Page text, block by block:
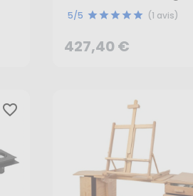
5/5 (1 avis)
427,40 €CRÉER UNE ALERTE
favorite_border